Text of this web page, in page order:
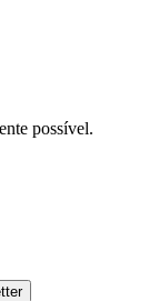
possível.